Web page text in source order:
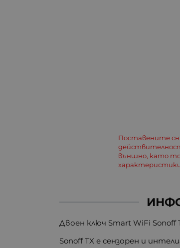
Поставените
външно, като
Двоен ключ Smart WiFi Sonoff
Sonoff TX е сензорен и